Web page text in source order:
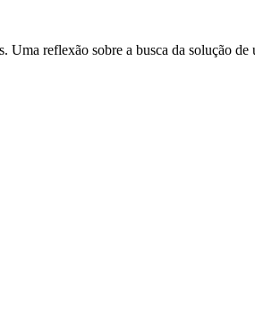
Uma reflexão sobre a busca da solução